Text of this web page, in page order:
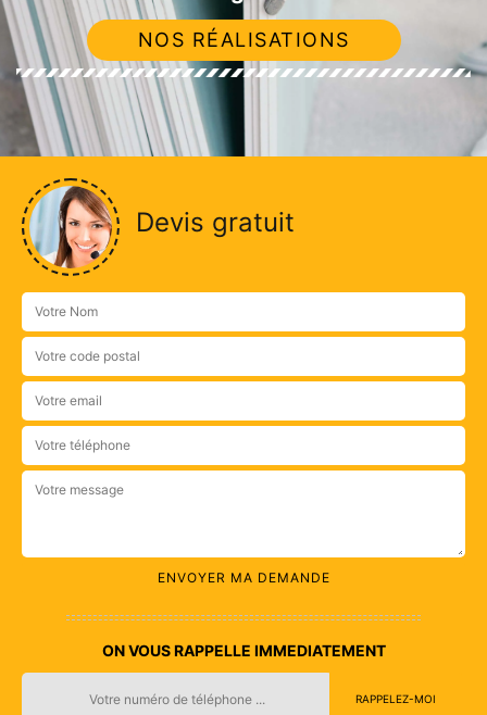
NOS RÉALISATIONS
Devis gratuit
ON VOUS RAPPELLE IMMEDIATEMENT